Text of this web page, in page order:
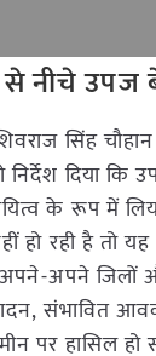
नीचे उपज
सिंह
निर्देश दिया
के रूप में
हो रही है तो
अपने जिलों
संभावित
पर हासिल हो